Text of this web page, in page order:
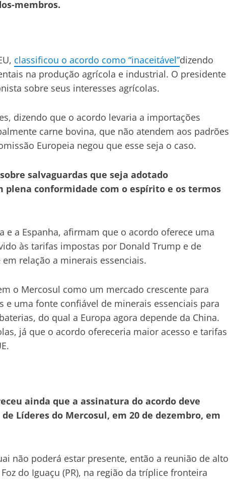
membros.
classificou o acordo como “inaceitável”dizendo
na produção agrícola e industrial. O presidente
sobre seus interesses agrícolas.
dizendo que o acordo levaria a importações
carne bovina, que não atendem aos padrões
Europeia negou que esse seja o caso.
salvaguardas que seja adotado
conformidade com o espírito e os termos
a Espanha, afirmam que o acordo oferece uma
às tarifas impostas por Donald Trump e de
relação a minerais essenciais.
o Mercosul como um mercado crescente para
uma fonte confiável de minerais essenciais para
do qual a Europa agora depende da China.
já que o acordo ofereceria maior acesso e tarifas
ainda que a assinatura do acordo deve
Líderes do Mercosul, em 20 de dezembro, em
não poderá estar presente, então a reunião de alto
do Iguaçu (PR), na região da tríplice fronteira